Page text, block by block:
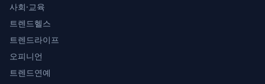
사회·교육
트렌드헬스
트렌드라이프
오피니언
트렌드연예